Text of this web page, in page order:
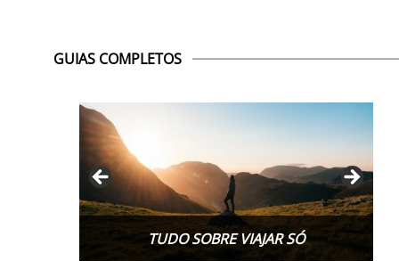
GUIAS COMPLETOS
TUDO SOBRE VIAJAR SÓ
TUDO SOBRE WORK EXCHANGE